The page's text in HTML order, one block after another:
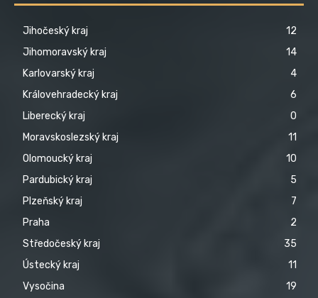
Jihočeský kraj
12
Jihomoravský kraj
14
Karlovarský kraj
4
Královehradecký kraj
6
Liberecký kraj
0
Moravskoslezský kraj
11
Olomoucký kraj
10
Pardubický kraj
5
Plzeňský kraj
7
Praha
2
Středočeský kraj
35
Ústecký kraj
11
Vysočina
19